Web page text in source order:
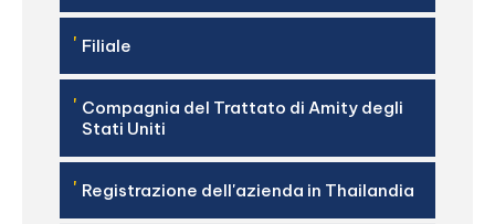
' Filiale
' Compagnia del Trattato di Amity degli
Stati Uniti
' Registrazione dell'azienda in Thailandia